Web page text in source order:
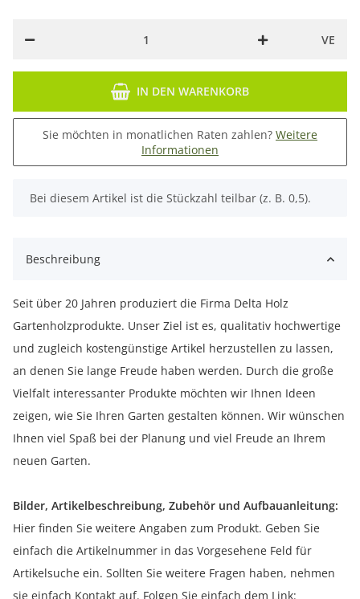
VE
IN DEN WARENKORB
Sie möchten in monatlichen Raten zahlen? Weitere
Informationen
x
Bei diesem Artikel ist die Stückzahl teilbar (z. B. 0,5).
Beschreibung
Seit über 20 Jahren produziert die Firma Delta Holz
Gartenholzprodukte. Unser Ziel ist es, qualitativ hochwertige
und zugleich kostengünstige Artikel herzustellen zu lassen,
an denen Sie lange Freude haben werden. Durch die große
Vielfalt interessanter Produkte möchten wir Ihnen Ideen
zeigen, wie Sie Ihren Garten gestalten können. Wir wünschen
Ihnen viel Spaß bei der Planung und viel Freude an Ihrem
neuen Garten.
Bilder, Artikelbeschreibung, Zubehör und Aufbauanleitung:
Hier finden Sie weitere Angaben zum Produkt. Geben Sie
einfach die Artikelnummer in das Vorgesehene Feld für
Artikelsuche ein. Sollten Sie weitere Fragen haben, nehmen
sie einfach Kontakt auf. Folgen Sie einfach dem Link: